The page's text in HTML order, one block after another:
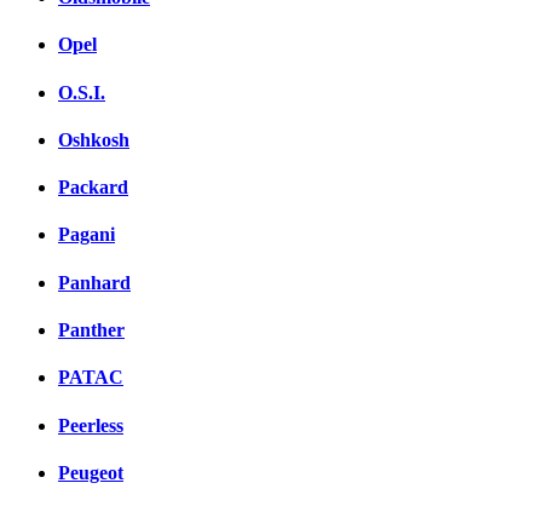
Opel
O.S.I.
Oshkosh
Packard
Pagani
Panhard
Panther
PATAC
Peerless
Peugeot